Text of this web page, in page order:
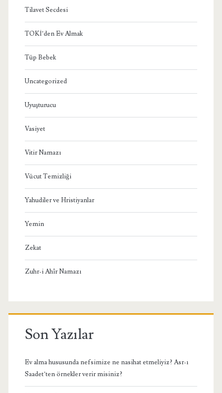
Tilavet Secdesi
TOKİ’den Ev Almak
Tüp Bebek
Uncategorized
Uyuşturucu
Vasiyet
Vitir Namazı
Vücut Temizliği
Yahudiler ve Hristiyanlar
Yemin
Zekat
Zuhr-i Ahîr Namazı
Son Yazılar
Ev alma hususunda nefsimize ne nasihat etmeliyiz? Asr-ı
Saadet’ten örnekler verir misiniz?